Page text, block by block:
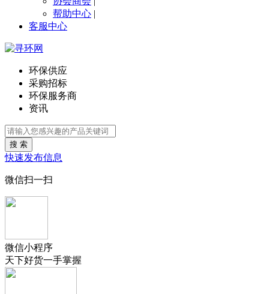
帮助中心 |
客服中心
环保供应
采购招标
环保服务商
资讯
搜 索
快速发布信息
微信扫一扫
微信小程序
天下好货一手掌握